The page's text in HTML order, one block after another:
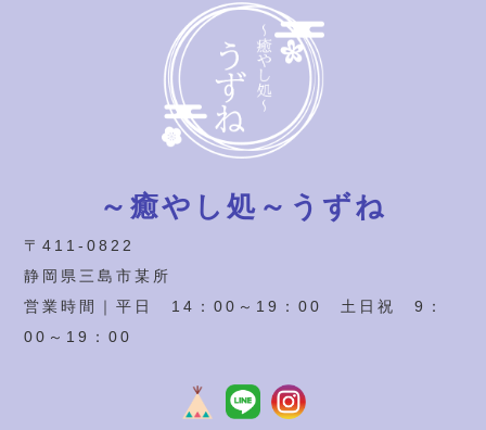
～癒やし処～うずね
〒411-0822
静岡県三島市某所
営業時間｜平日 14：00～19：00 土日祝 9：
00～19：00